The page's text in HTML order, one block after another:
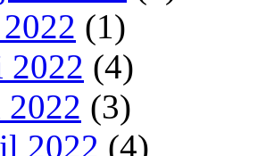
(1)
2022 (4)
(3)
2022 (4)